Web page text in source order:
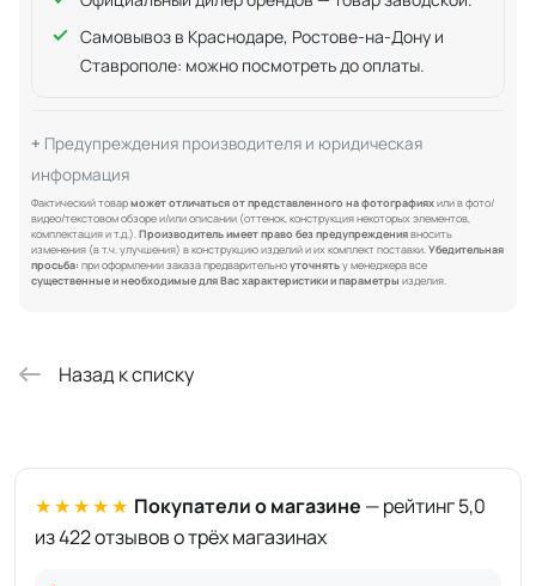
Самовывоз в Краснодаре, Ростове-на-Дону и
Ставрополе: можно посмотреть до оплаты.
Предупреждения производителя и юридическая
информация
Фактический товарможет отличаться от представленного на фотографияхили в фото/
видео/текстовом обзоре и/или описании (оттенок, конструкция некоторых элементов,
комплектация и т.д.).Производитель имеет право без предупреждениявносить
изменения (в т.ч. улучшения) в конструкцию изделий и их комплект поставки.Убедительная
просьба: при оформлении заказа предварительноуточнятьу менеджера все
существенные и необходимые для Вас характеристики и параметры изделия.
Назад к списку
★★★★★ Покупатели о магазине — рейтинг 5,0
из 422 отзывов о трёх магазинах